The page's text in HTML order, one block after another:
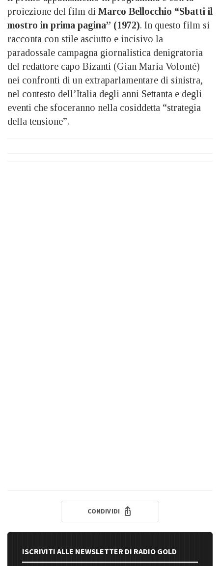
proiezione del film di Marco Bellocchio “Sbatti il
mostro in prima pagina” (1972). In questo film si
racconta con stile asciutto e incisivo la
paradossale campagna giornalistica denigratoria
del redattore capo Bizanti (Gian Maria Volonté)
nei confronti di un extraparlamentare di sinistra,
nel contesto dell’Italia degli anni Settanta e degli
eventi che sfoceranno nella cosiddetta “strategia
della tensione”.
CONDIVIDI
ISCRIVITI ALLE NEWSLETTER DI RADIO GOLD